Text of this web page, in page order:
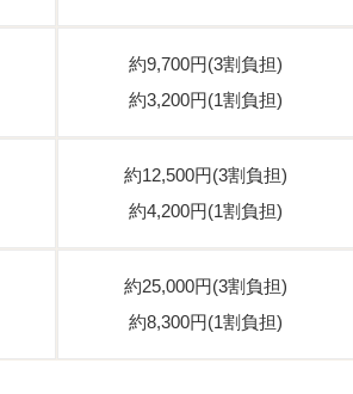
約9,700円(3割負担)
約3,200円(1割負担)
約12,500円(3割負担)
約4,200円(1割負担)
約25,000円(3割負担)
約8,300円(1割負担)